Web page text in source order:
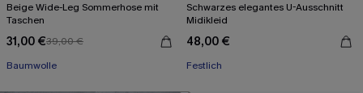
Beige Wide-Leg Sommerhose mit
Taschen
31,00 €39,00 €
Baumwolle
Schwarzes elegantes U-Ausschnitt
Midikleid
48,00 €
Festlich